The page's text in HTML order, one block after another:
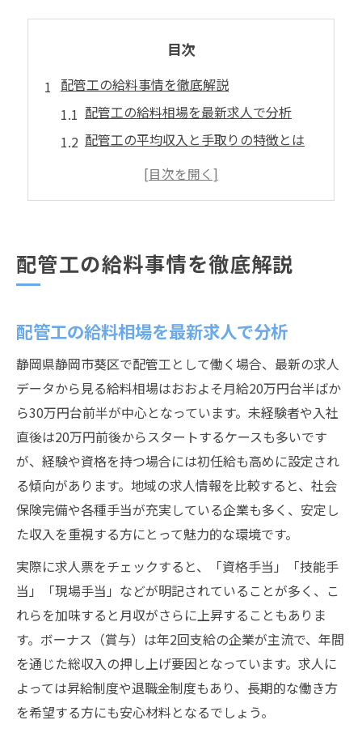
目次
配管工の給料事情を徹底解説
配管工の給料相場を最新求人で分析
配管工の平均収入と手取りの特徴とは
配管工の給料が地域で異なる理由
手取りが気になる配管工の現実
配管工の手取り額を実例で紹介
配管工の手取りが増減する要因とは
配管工で手取りを最大化する工夫
配管工の手取り計算方法を解説
安定収入を目指す配管工の秘訣
配管工で安定収入を実現する条件
配管工の雇用形態別の安定性比較
配管工の長期安定に必要なスキル
配管工の収入と働き方のバランス
経験と資格が収入に与える影響
配管工は経験年数で給料が変動する
配管工の資格取得で収入アップを狙う
配管工の実務経験が手取りに直結
配管工の資格手当が収入に及ぼす効果
配管工のキャリアと収入の関連性
配管工の給料事情を徹底解説
配管工の給料相場を最新求人で分析
静岡県静岡市葵区で配管工として働く場合、最新の求人
データから見る給料相場はおおよそ月給20万円台半ばか
ら30万円台前半が中心となっています。未経験者や入社
直後は20万円前後からスタートするケースも多いです
が、経験や資格を持つ場合には初任給も高めに設定され
る傾向があります。地域の求人情報を比較すると、社会
保険完備や各種手当が充実している企業も多く、安定し
た収入を重視する方にとって魅力的な環境です。
実際に求人票をチェックすると、「資格手当」「技能手
当」「現場手当」などが明記されていることが多く、こ
れらを加味すると月収がさらに上昇することもありま
す。ボーナス（賞与）は年2回支給の企業が主流で、年間
を通じた総収入の押し上げ要因となっています。求人に
よっては昇給制度や退職金制度もあり、長期的な働き方
を希望する方にも安心材料となるでしょう。